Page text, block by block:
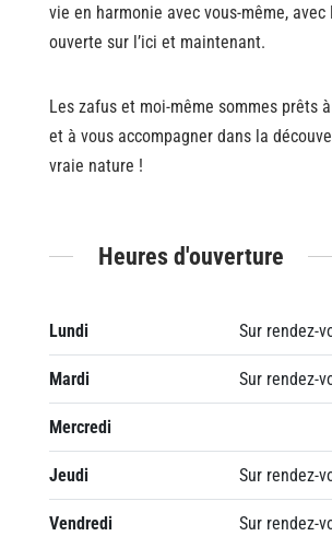
vie en harmonie avec vous-même,
ouverte sur l’ici et maintenant.
Les zafus et moi-même sommes prêts
et à vous accompagner dans la
vraie nature !
Heures d'ouverture
Lundi Sur rendez-
Mardi Sur rendez-
Mercredi
Jeudi Sur rendez-
Vendredi Sur rendez-